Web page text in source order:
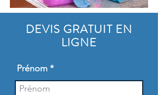
DEVIS GRATUIT EN
LIGNE
Prénom